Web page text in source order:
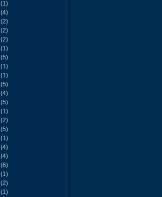
(1)
(4)
(2)
(2)
(2)
(1)
(5)
(1)
(1)
(5)
(4)
(5)
(1)
(2)
(5)
(1)
(4)
(4)
(6)
(1)
(2)
(1)